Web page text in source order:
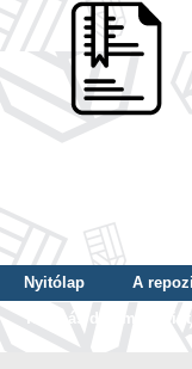
Nyitólap A
Tallózás dátum szerint